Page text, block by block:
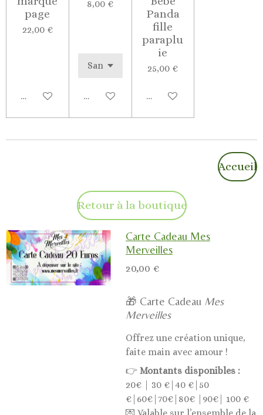
page
22,00 €
Ajouter au panier
8,00 €
Voir les détails
Panda
fille
paraplu
ie
25,00 €
Ajouter au panier
Accueil
Retour à la boutique
Carte Cadeau Mes
Merveilles
20,00 €
🎁 Carte Cadeau Mes
Merveilles
Offrez une création unique,
faite main avec amour !
👉 Montants disponibles :
20€ | 30 €|40 €|50
€|60€|70€|80€ |90€| 100 €